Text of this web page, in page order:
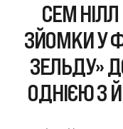
СЕМ
ЗЙОМКИ У
ЗЕЛЬДУ»
ОДНІЄЮ З